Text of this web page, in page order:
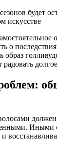
будет
искусстве
о
образ
радовать
Иными